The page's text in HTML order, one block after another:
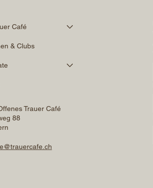
Café
& Clubs
Trauer Café
88